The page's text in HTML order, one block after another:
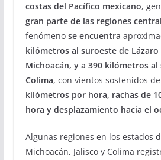
costas del Pacífico mexicano,
gran parte de las regiones
fenómeno se encuentra
kilómetros al suroeste de Lázaro
Michoacán, y a 390 kilómetros
Colima, con vientos sostenidos
kilómetros por hora, rachas de
hora y desplazamiento hacia el
Algunas regiones en los estados
Michoacán, Jalisco y Colima